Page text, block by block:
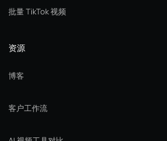
批量 TikTok 视频
资源
博客
客户工作流